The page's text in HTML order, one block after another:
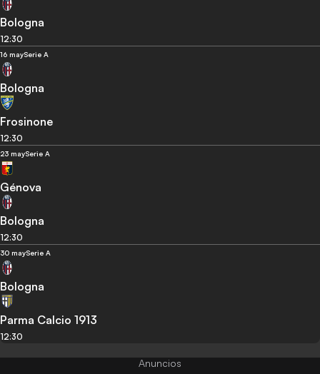
Bologna
12:30
16 maySerie A
Bologna
Frosinone
12:30
23 maySerie A
Génova
Bologna
12:30
30 maySerie A
Bologna
Parma Calcio 1913
12:30